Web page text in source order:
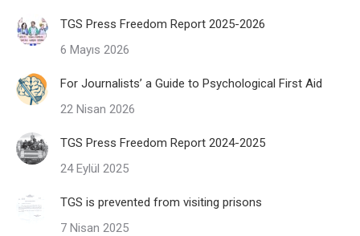
TGS Press Freedom Report 2025-2026
6 Mayıs 2026
For Journalists’ a Guide to Psychological First Aid
22 Nisan 2026
TGS Press Freedom Report 2024-2025
24 Eylül 2025
TGS is prevented from visiting prisons
7 Nisan 2025